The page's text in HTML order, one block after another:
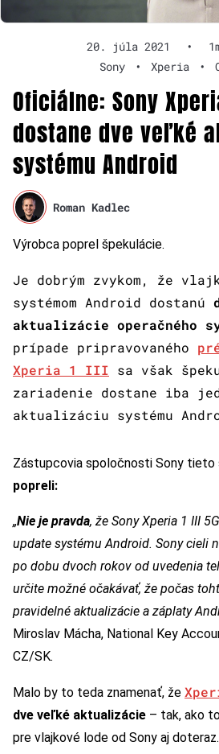
20. júla 2021 •
Sony
• Xperia •
Oficiálne: Sony
dostane dve veľké
systému Android
Roman Kadlec
Výrobca poprel špekulácie.
Je dobrým zvykom, že
systémom Android dostanú
aktualizácie operačného
prípade pripravovaného
Xperia 1 III sa však
zariadenie dostane iba
aktualizáciu systému
Zástupcovia spoločnosti Sony tieto
popreli:
„Nie je pravda, že Sony Xperia 1 III
update systému Android. Sony cieli
po dobu dvoch rokov od uvedenia
určite možné očakávať, že počas
pravidelné aktualizácie a záplaty
Miroslav Mácha, National Key
CZ/SK.
Malo by to teda znamenať, že
dve veľké aktualizácie – tak, ako
pre vlajkové lode od Sony aj doteraz.